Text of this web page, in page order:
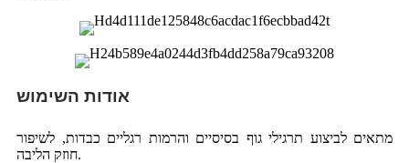
אודות השימוש
מתאים לביצוע תרגילי גוף בסיסיים והרמות רגליים כבדות, לשיפור
חוזק הליבה.